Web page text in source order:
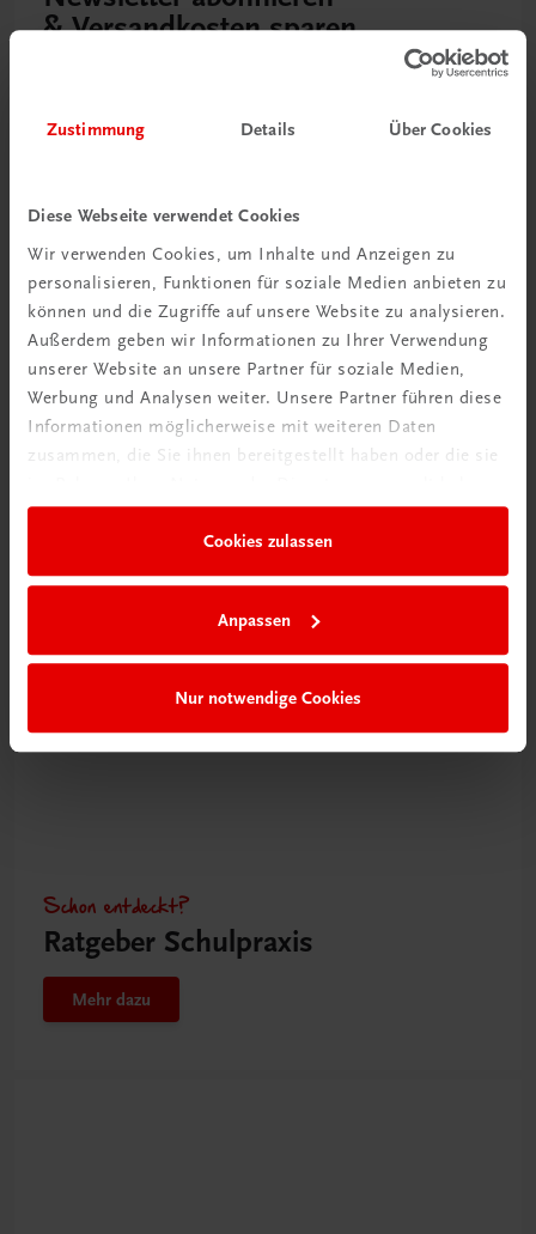
Zustimmung Details Über Cookies
Diese Webseite verwendet Cookies
Wir verwenden Cookies, um Inhalte und Anzeigen zu
personalisieren, Funktionen für soziale Medien anbieten zu
können und die Zugriffe auf unsere Website zu analysieren.
Außerdem geben wir Informationen zu Ihrer Verwendung
unserer Website an unsere Partner für soziale Medien,
Werbung und Analysen weiter. Unsere Partner führen diese
Informationen möglicherweise mit weiteren Daten
zusammen, die Sie ihnen bereitgestellt haben oder die sie
Cookies zulassen
Anpassen
Nur notwendige Cookies
& Versandkosten sparen
Neu zur DigiBox
Videos mit
Schon entdeckt?
Ratgeber Schulpraxis
Mehr dazu